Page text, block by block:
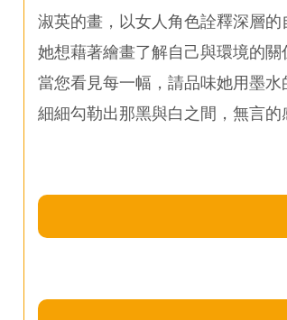
淑英的畫，以女人角色詮釋深層的
她想藉著繪畫了解自己與環境的關
當您看見每一幅，請品味她用墨水
細細勾勒出那黑與白之間，無言